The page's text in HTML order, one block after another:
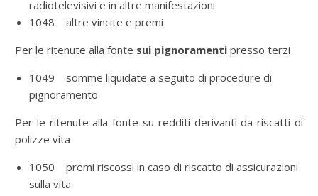
radiotelevisivi e in altre manifestazioni
1048 altre vincite e premi
Per le ritenute alla fonte sui pignoramenti presso terzi
1049 somme liquidate a seguito di procedure di
pignoramento
Per le ritenute alla fonte su redditi derivanti da riscatti di
polizze vita
1050 premi riscossi in caso di riscatto di assicurazioni
sulla vita